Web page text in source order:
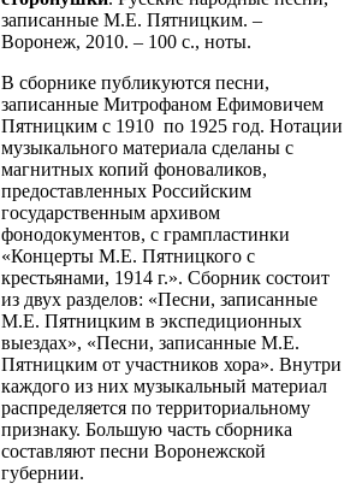
записанные М.Е. Пятницким. –
Воронеж, 2010. – 100 с., ноты.
В сборнике публикуются песни,
записанные Митрофаном Ефимовичем
Пятницким с 1910 по 1925 год. Нотации
музыкального материала сделаны с
магнитных копий фоноваликов,
предоставленных Российским
государственным архивом
фонодокументов, с грампластинки
«Концерты М.Е. Пятницкого с
крестьянами, 1914 г.». Сборник состоит
из двух разделов: «Песни, записанные
М.Е. Пятницким в экспедиционных
выездах», «Песни, записанные М.Е.
Пятницким от участников хора». Внутри
каждого из них музыкальный материал
распределяется по территориальному
признаку. Большую часть сборника
составляют песни Воронежской
губернии.